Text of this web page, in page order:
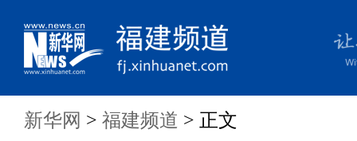
新华网 > 福建频道 > 正文